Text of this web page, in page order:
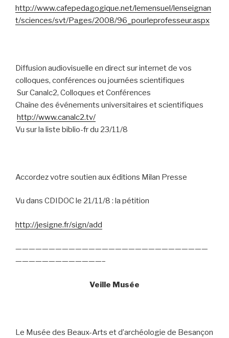
http://www.cafepedagogique.net/lemensuel/lenseignan
t/sciences/svt/Pages/2008/96_pourleprofesseur.aspx
Diffusion audiovisuelle en direct sur internet de vos
colloques, conférences ou journées scientifiques
Sur Canalc2, Colloques et Conférences
Chaîne des événements universitaires et scientifiques
http://www.canalc2.tv/
Vu sur la liste biblio-fr du 23/11/8
Accordez votre soutien aux éditions Milan Presse
Vu dans CDIDOC le 21/11/8 : la pétition
http://jesigne.fr/sign/add
—————————————————————————————
—————————————–
Veille Musée
Le Musée des Beaux-Arts et d’archéologie de Besançon